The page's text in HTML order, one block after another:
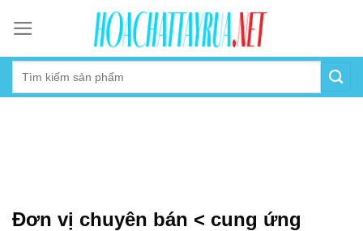
content
Đơn vị chuyên bán < cung ứng